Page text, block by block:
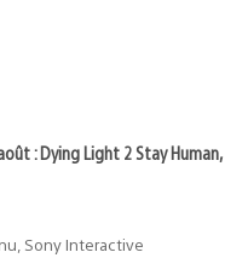
: Dying Light 2 Stay Human,
Sony Interactive